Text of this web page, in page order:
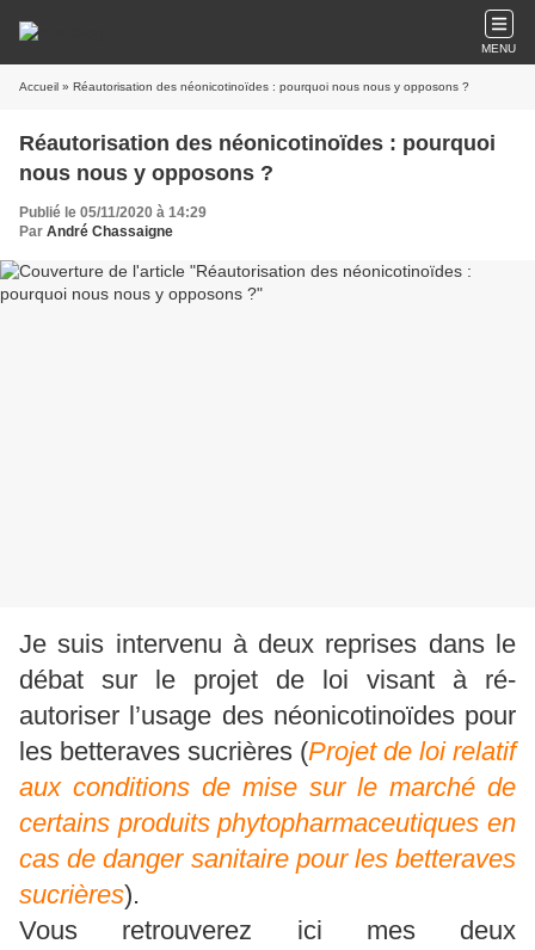
MENU
Accueil » Réautorisation des néonicotinoïdes : pourquoi nous nous y opposons ?
Réautorisation des néonicotinoïdes : pourquoi
nous nous y opposons ?
Publié le 05/11/2020 à 14:29
Par André Chassaigne
Je suis intervenu à deux reprises dans le
débat sur le projet de loi visant à ré-
autoriser l’usage des néonicotinoïdes pour
les betteraves sucrières (Projet de loi relatif
aux conditions de mise sur le marché de
certains produits phytopharmaceutiques en
cas de danger sanitaire pour les betteraves
sucrières).
Vous retrouverez ici mes deux